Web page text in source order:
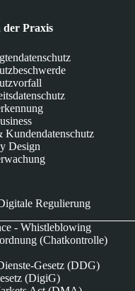
der Praxis
Kundendatenschutz
Design
Regulierung
- Whistleblowing
(Chatkontrolle)
Gesetz (DDG)
(DigiG)